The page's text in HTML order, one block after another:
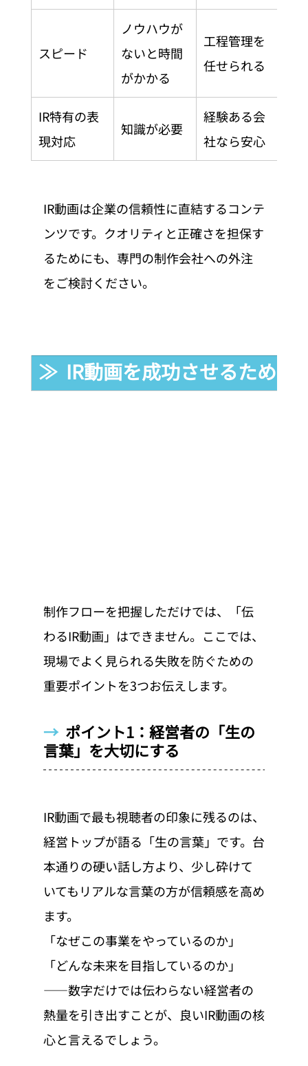
スピード
ノウハウが
ないと時間
がかかる
工程管理を
任せられる
IR特有の表
現対応
知識が必要
経験ある会
社なら安心
IR動画は企業の信頼性に直結するコンテ
ンツです。クオリティと正確さを担保す
るためにも、専門の制作会社への外注
をご検討ください。
≫  IR動画を成功させるための
制作フローを把握しただけでは、「伝
わるIR動画」はできません。ここでは、
現場でよく見られる失敗を防ぐための
重要ポイントを3つお伝えします。
→ ポイント1：経営者の「生の
言葉」を大切にする
IR動画で最も視聴者の印象に残るのは、
経営トップが語る「生の言葉」です。台
本通りの硬い話し方より、少し砕けて
いてもリアルな言葉の方が信頼感を高め
ます。
「なぜこの事業をやっているのか」
「どんな未来を目指しているのか」
——数字だけでは伝わらない経営者の
熱量を引き出すことが、良いIR動画の核
心と言えるでしょう。